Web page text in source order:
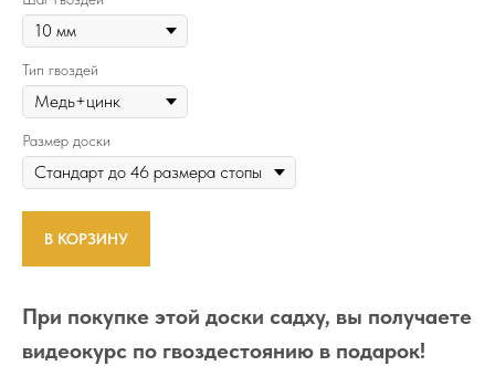
Тип гвоздей
Размер доски
В КОРЗИНУ
При покупке этой доски садху, вы получаете
видеокурс по гвоздестоянию в подарок!